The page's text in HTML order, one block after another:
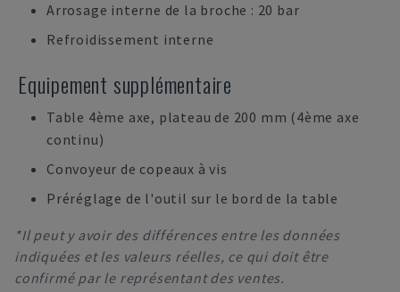
Arrosage interne de la broche : 20 bar
Refroidissement interne
Equipement supplémentaire
Table 4ème axe, plateau de 200 mm (4ème axe
continu)
Convoyeur de copeaux à vis
Préréglage de l'outil sur le bord de la table
*Il peut y avoir des différences entre les données
indiquées et les valeurs réelles, ce qui doit être
confirmé par le représentant des ventes.